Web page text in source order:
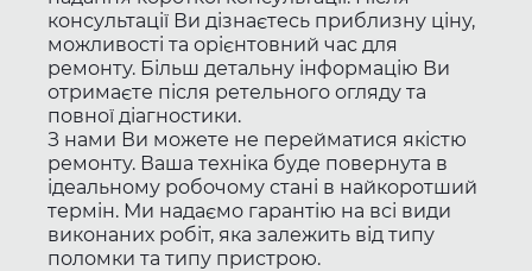
консультації Ви дізнаєтесь приблизну ціну,
можливості та орієнтовний час для
ремонту. Більш детальну інформацію Ви
отримаєте після ретельного огляду та
повної діагностики.
З нами Ви можете не перейматися якістю
ремонту. Ваша техніка буде повернута в
ідеальному робочому стані в найкоротший
термін. Ми надаємо гарантію на всі види
виконаних робіт, яка залежить від типу
поломки та типу пристрою.